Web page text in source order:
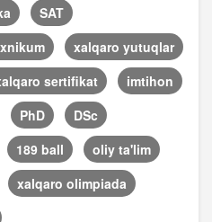
SAT
xalqaro yutuqlar
sertifikat
imtihon
PhD
DSc
189 ball
oliy ta'lim
xalqaro olimpiada